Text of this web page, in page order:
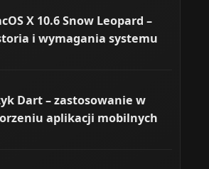
X 10.6 Snow Leopard –
i wymagania systemu
Dart – zastosowanie w
aplikacji mobilnych